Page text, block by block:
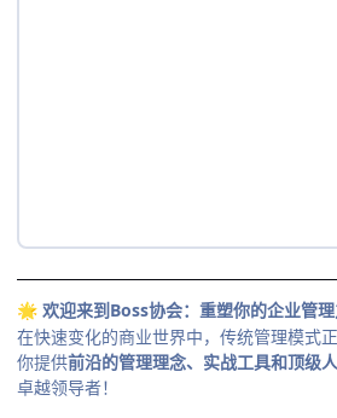
🌟 欢迎来到Boss协会：重塑你的企业管理
在快速变化的商业世界中，传统管理模式
你提供前沿的管理理念、实战工具和顶级
卓越领导者！